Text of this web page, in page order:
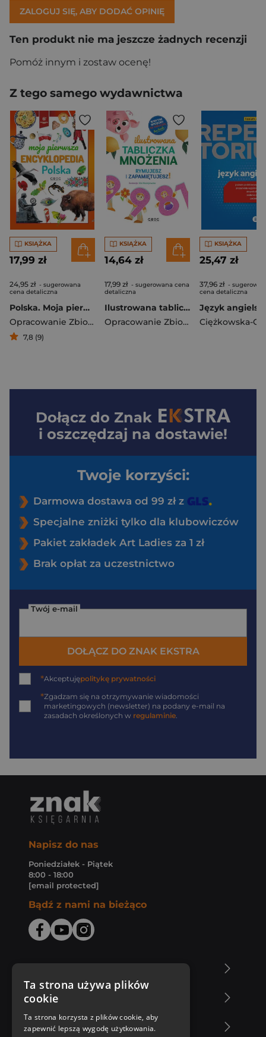
ZALOGUJ SIĘ, ABY DODAĆ OPINIĘ
Ten produkt nie ma jeszcze żadnych recenzji
Pomóż innym i zostaw ocenę!
Z tego samego wydawnictwa
KSIĄŻKA
17,99 zł
24,95 zł - sugerowana
cena detaliczna
Polska. Moja pierwsza encyklopedia
Opracowanie Zbiorowe
7,8 (9)
KSIĄŻKA
14,64 zł
17,99 zł - sugerowana cena
detaliczna
Ilustrowana tabliczka mnożenia. Rymujesz i zapamiętujesz!
Opracowanie Zbiorowe
KSIĄŻKA
25,47 zł
37,96 zł -
cena detaliczna
Dołącz do Znak
i oszczędzaj na dostawie!
Twoje korzyści:
Darmowa dostawa od 99 zł z
Specjalne zniżki tylko dla klubowiczów
Pakiet zakładek Art Ladies za 1 zł
Brak opłat za uczestnictwo
Twój e-mail
DOŁĄCZ DO ZNAK EKSTRA
*Akceptujępolitykę prywatności
*Zgadzam się na otrzymywanie wiadomości
marketingowych (newsletter) na podany e-mail na
zasadach określonych w regulaminie
Napisz do nas
Poniedziałek - Piątek
8:00 - 18:00
[email protected]
Bądź z nami na bieżąco
Zakupy u nas
Nasza oferta
Ta strona używa plików
cookie
Ta strona korzysta z plików cookie, aby
zapewnić lepszą wygodę użytkowania.